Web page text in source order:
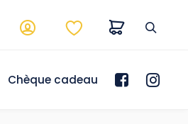
Chèque cadeau